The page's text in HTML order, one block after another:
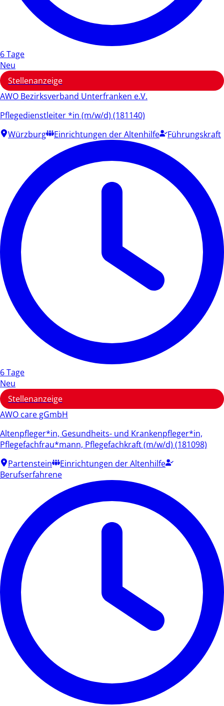
6 Tage
Neu
Stellenanzeige
AWO Bezirksverband Unterfranken e.V.
Pflegedienstleiter *in (m/w/d) (181140)
Würzburg
Einrichtungen der Altenhilfe Führungskraft
6 Tage
Neu
Stellenanzeige
AWO care gGmbH
Altenpfleger*in, Gesundheits- und Krankenpfleger*in,
Pflegefachfrau*mann, Pflegefachkraft (m/w/d) (181098)
Partenstein
Einrichtungen der Altenhilfe
Berufserfahrene